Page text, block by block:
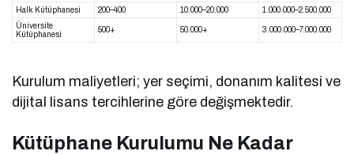
Halk Kütüphanesi
200–400 10.000–20.000
1.000.000–2.500.000
Üniversite
Kütüphanesi
500+ 50.000+ 3.000.000–7.000.000
Kurulum maliyetleri; yer seçimi, donanım kalitesi ve
dijital lisans tercihlerine göre değişmektedir.
Kütüphane Kurulumu Ne Kadar